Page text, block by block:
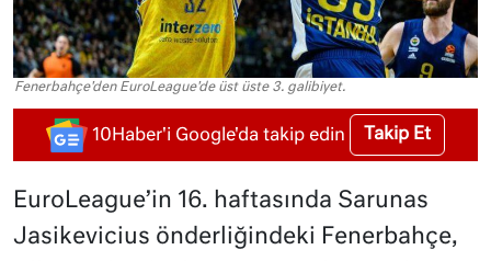
Fenerbahçe'den EuroLeague'de üst üste 3. galibiyet.
10Haber'i Google'da takip edin Takip Et
EuroLeague’in 16. haftasında Sarunas
Jasikevicius önderliğindeki Fenerbahçe,